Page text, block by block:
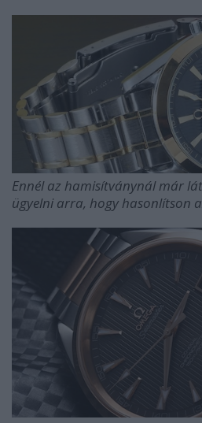
Ennél az hamisítványnál már
ügyelni arra, hogy hasonlítson